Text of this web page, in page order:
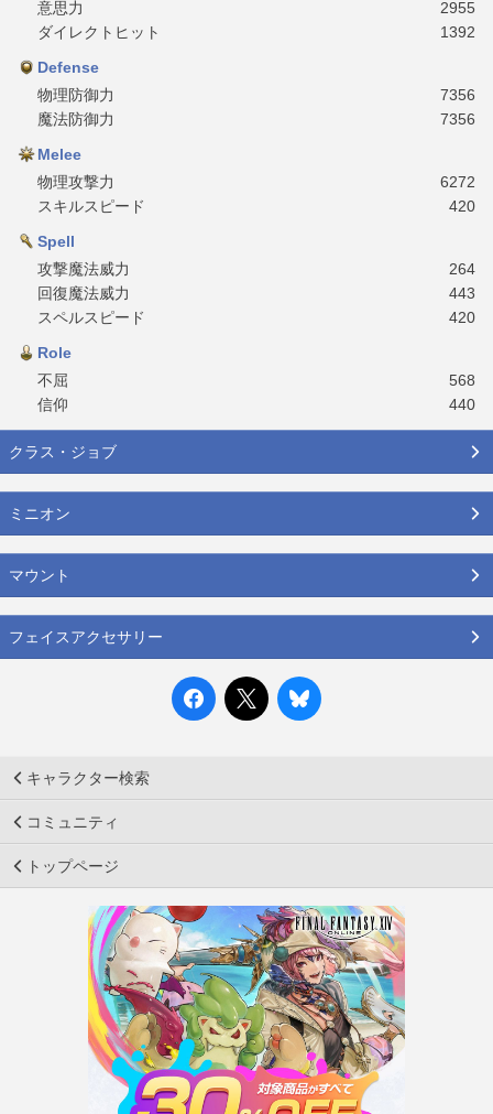
意思力
2955
ダイレクトヒット
1392
Defense
物理防御力
7356
魔法防御力
7356
Melee
物理攻撃力
6272
スキルスピード
420
Spell
攻撃魔法威力
264
回復魔法威力
443
スペルスピード
420
Role
不屈
568
信仰
440
クラス・ジョブ
ミニオン
マウント
フェイスアクセサリー
キャラクター検索
コミュニティ
トップページ